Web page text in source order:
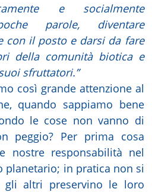
e socialmente
parole, diventare
con il posto e darsi da fare
della comunità biotica e
sfruttatori.”
così grande attenzione al
quando sappiamo bene
le cose non vanno di
peggio? Per prima cosa
nostre responsabilità nel
in pratica non si
gli altri preservino le loro